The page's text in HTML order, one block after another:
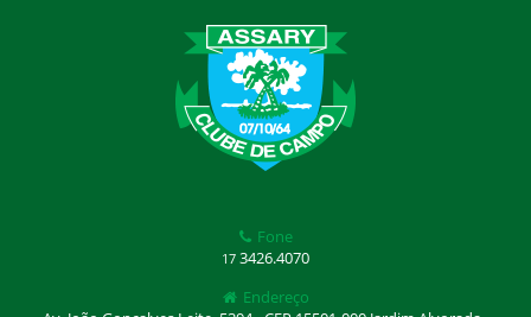
Fone
17 3426.4070
Endereço